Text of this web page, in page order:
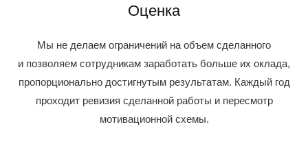
Оценка
Мы не делаем ограничений на объем сделанного
и позволяем сотрудникам заработать больше их оклада,
пропорционально достигнутым результатам. Каждый год
проходит ревизия сделанной работы и пересмотр
мотивационной схемы.